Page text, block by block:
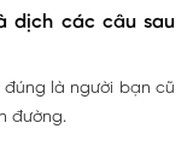
dịch các câu sau
đúng là người bạn cũ
đường.